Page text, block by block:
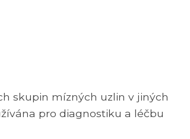
skupin mízných uzlin v jiných
pro diagnostiku a léčbu